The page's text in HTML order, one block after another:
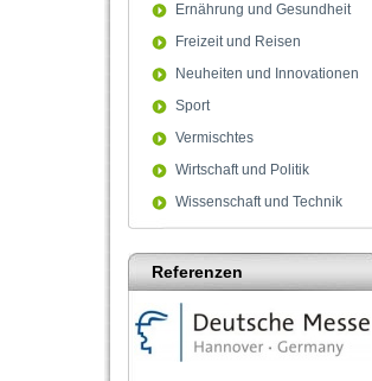
Ernährung und Gesundheit
Freizeit und Reisen
Neuheiten und Innovationen
Sport
Vermischtes
Wirtschaft und Politik
Wissenschaft und Technik
Referenzen